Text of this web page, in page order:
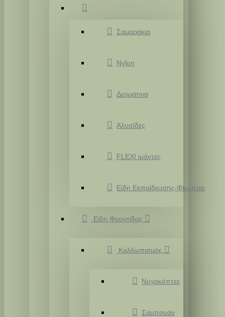
Σαμαράκια
Nylon
Δερμάτινα
Αλυσίδες
FLEXI ιμάντες
Είδη Εκπαίδευσης-Φίμωτρα
Είδη Φροντίδας
Καλλωπισμός
Νυχοκόπτες
Σαμπουάν